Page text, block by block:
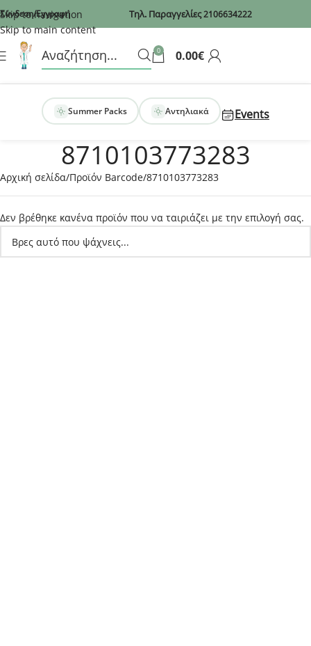
Recaptcha
Skip to navigation
Skip to main content
Σύνδεση/Εγγραφή Τηλ. Παραγγελίες2106634222
0 0.00€
Summer Packs Αντηλιακά Events
8710103773283
Αρχική σελίδα Προϊόν Barcode 8710103773283
Δεν βρέθηκε κανένα προϊόν που να ταιριάζει με την επιλογή σας.